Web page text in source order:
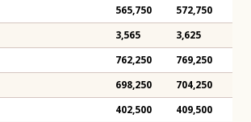
565,750 572,750
3,565 3,625
762,250 769,250
698,250 704,250
402,500 409,500